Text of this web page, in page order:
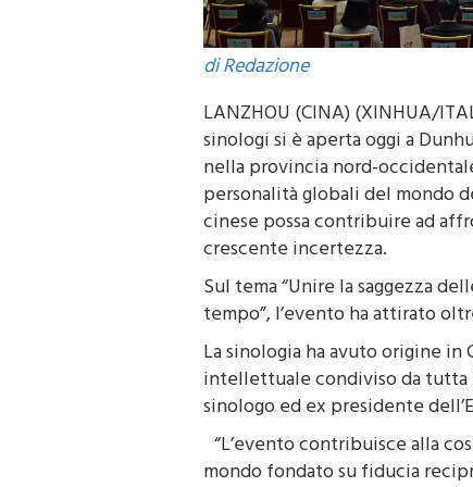
di Redazione
LANZHOU (CINA) (XINHUA/
sinologi si è aperta oggi a
nella provincia nord-
personalità globali del mondo
cinese possa contribuire ad
crescente incertezza.
Sul tema “Unire la saggezza
tempo”, l’evento ha attirato
La sinologia ha avuto origine
intellettuale condiviso da tutta
sinologo ed ex presidente
“L’evento contribuisce alla
mondo fondato su fiducia